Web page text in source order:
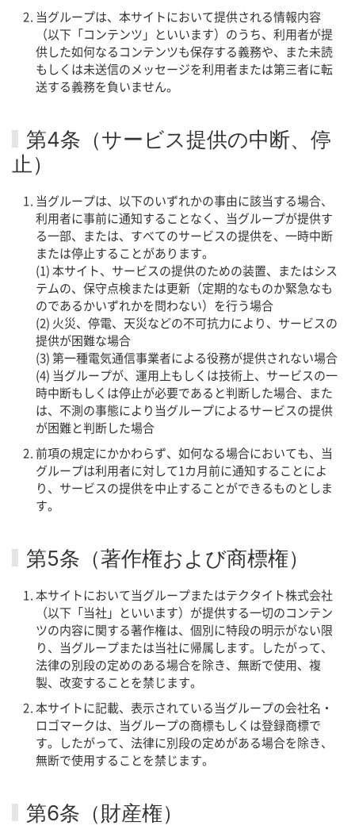
当グループは、本サイトにおいて提供される情報内容
（以下「コンテンツ」といいます）のうち、利用者が提
供した如何なるコンテンツも保存する義務や、また未読
もしくは未送信のメッセージを利用者または第三者に転
送する義務を負いません。
第4条（サービス提供の中断、停
止）
当グループは、以下のいずれかの事由に該当する場合、
利用者に事前に通知することなく、当グループが提供す
る一部、または、すべてのサービスの提供を、一時中断
または停止することがあります。
(1) 本サイト、サービスの提供のための装置、またはシス
テムの、保守点検または更新（定期的なものか緊急なも
のであるかいずれかを問わない）を行う場合
(2) 火災、停電、天災などの不可抗力により、サービスの
提供が困難な場合
(3) 第一種電気通信事業者による役務が提供されない場合
(4) 当グループが、運用上もしくは技術上、サービスの一
時中断もしくは停止が必要であると判断した場合、また
は、不測の事態により当グループによるサービスの提供
が困難と判断した場合
前項の規定にかかわらず、如何なる場合においても、当
グループは利用者に対して1カ月前に通知することによ
り、サービスの提供を中止することができるものとしま
す。
第5条（著作権および商標権）
本サイトにおいて当グループまたはテクタイト株式会社
（以下「当社」といいます）が提供する一切のコンテン
ツの内容に関する著作権は、個別に特段の明示がない限
り、当グループまたは当社に帰属します。したがって、
法律の別段の定めのある場合を除き、無断で使用、複
製、改変することを禁じます。
本サイトに記載、表示されている当グループの会社名・
ロゴマークは、当グループの商標もしくは登録商標で
す。したがって、法律に別段の定めがある場合を除き、
無断で使用することを禁じます。
第6条（財産権）